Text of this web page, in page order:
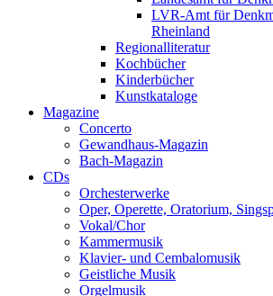
LVR-Amt für
Rheinland
Regionalliteratur
Kochbücher
Kinderbücher
Kunstkataloge
Magazine
Concerto
Gewandhaus-Magazin
Bach-Magazin
CDs
Orchesterwerke
Oper, Operette, Oratorium,
Vokal/Chor
Kammermusik
Klavier- und Cembalomusik
Geistliche Musik
Orgelmusik